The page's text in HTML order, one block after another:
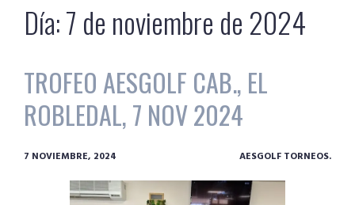
Día:7 de noviembre de 2024
TROFEO AESGOLF CAB., EL
ROBLEDAL, 7 NOV 2024
7 NOVIEMBRE, 2024 AESGOLF TORNEOS.